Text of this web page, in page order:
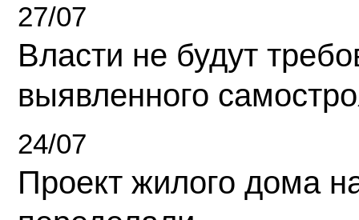
27/07
Власти не будут
выявленного
24/07
Проект жилого дома